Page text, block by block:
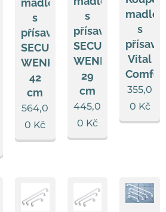
madlo
s
přísavkami
SECURA
WENKO
42
cm
564,0
0 Kč
s
přísavkami
SECURA
WENKO
29
cm
445,0
0 Kč
madlo
s
Vital
355,0
0 Kč